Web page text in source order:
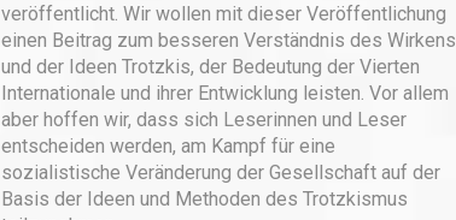
veröffentlicht. Wir wollen mit dieser Veröffentlichung
einen Beitrag zum besseren Verständnis des Wirkens
und der Ideen Trotzkis, der Bedeutung der Vierten
Internationale und ihrer Entwicklung leisten. Vor allem
aber hoffen wir, dass sich Leserinnen und Leser
entscheiden werden, am Kampf für eine
sozialistische Veränderung der Gesellschaft auf der
Basis der Ideen und Methoden des Trotzkismus